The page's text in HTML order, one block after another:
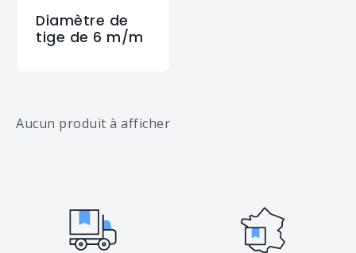
Diamètre de
tige de 6 m/m
Aucun produit à afficher